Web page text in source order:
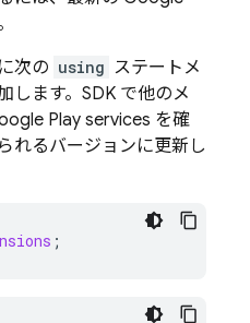
次の using ステートメ
します。SDK で他のメ
Playservices を確
れるバージョンに更新し
;